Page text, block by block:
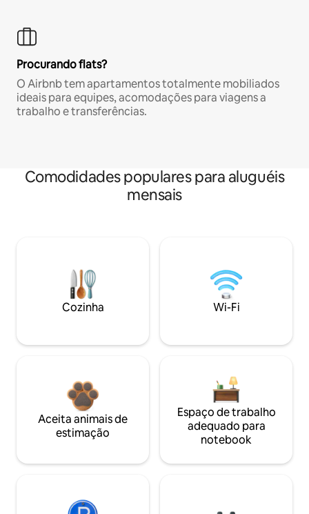
Procurando flats?
O Airbnb tem apartamentos totalmente mobiliados
ideais para equipes, acomodações para viagens a
trabalho e transferências.
Comodidades populares para aluguéis
mensais
Cozinha Wi-Fi
Aceita animais de
estimação
Espaço de trabalho
adequado para
notebook